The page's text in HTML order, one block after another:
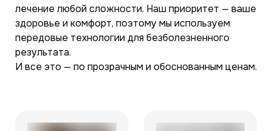
лечение любой сложности. Наш приоритет — ваше
здоровье и комфорт, поэтому мы используем
передовые технологии для безболезненного
результата.
И все это — по прозрачным и обоснованным ценам.